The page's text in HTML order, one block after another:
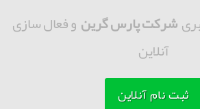
شرکت پارس گرینو فعال سازی
آنلاین
ثبت نام آنلاین